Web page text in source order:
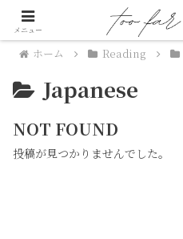
ホーム Reading
Japanese
NOT FOUND
投稿が見つかりませんでした。
メニュー